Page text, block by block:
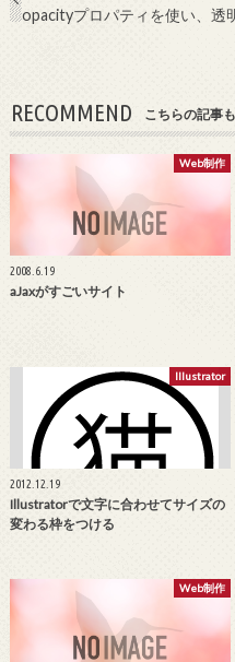
opacityプロパティを使い、透
RECOMMEND こちらの記事
Web制作
2008.6.19
aJaxがすごいサイト
Illustrator
2012.12.19
Illustratorで文字に合わせてサイズの
変わる枠をつける
Web制作